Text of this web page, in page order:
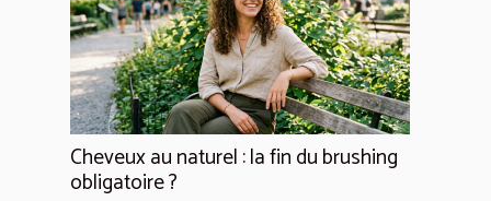
Cheveux au naturel : la fin du brushing
obligatoire ?